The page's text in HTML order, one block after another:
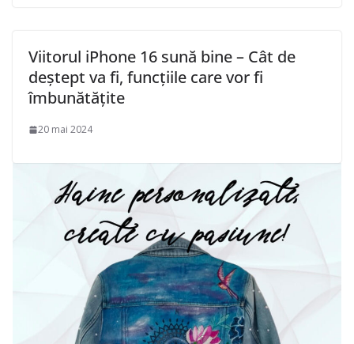
Viitorul iPhone 16 sună bine – Cât de
deștept va fi, funcțiile care vor fi
îmbunătățite
20 mai 2024